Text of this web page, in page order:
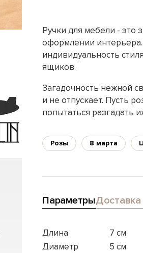
Ручки для мебели -
оформлении
индивидуальность
ящиков.
Загадочность нежной
и не отпускает. Пусть
попытаться разгадать
Розы 8 марта
Параметры
Длина
7 см
Диаметр
5 см